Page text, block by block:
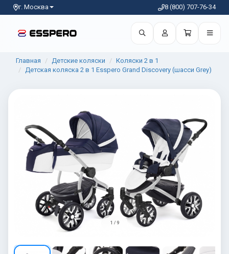
г. Москва 8 (800) 707-76-34
Главная Детские коляски
Коляски 2 в 1
Детская коляска 2 в 1 Esspero Grand Discovery (шасси Grey)
1 / 9